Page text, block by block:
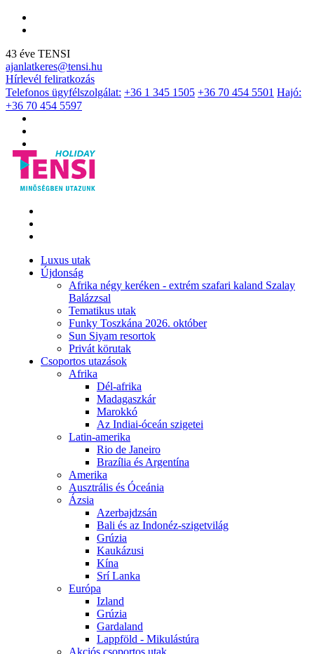
43 éve TENSI
ajanlatkeres@tensi.hu
Hírlevél feliratkozás
Telefonos ügyfélszolgálat: +36 1 345 1505 +36 70 454 5501 Hajó:
+36 70 454 5597
Luxus utak
Újdonság
Afrika négy keréken - extrém szafari kaland Szalay
Balázzsal
Tematikus utak
Funky Toszkána 2026. október
Sun Siyam resortok
Privát körutak
Csoportos utazások
Afrika
Dél-afrika
Madagaszkár
Marokkó
Az Indiai-óceán szigetei
Latin-amerika
Rio de Janeiro
Brazília és Argentína
Amerika
Ausztrális és Óceánia
Ázsia
Azerbajdzsán
Bali és az Indonéz-szigetvilág
Grúzia
Kaukázusi
Kína
Srí Lanka
Európa
Izland
Grúzia
Gardaland
Lappföld - Mikulástúra
Akciós csoportos utak